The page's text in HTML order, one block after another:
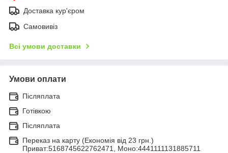
Доставка кур'єром
Самовивіз
Всі умови доставки
Умови оплати
Післяплата
Готівкою
Післяплата
Переказ на карту (Економія від 23 грн.)
Приват:5168745622762471, Моно:4441111131885711